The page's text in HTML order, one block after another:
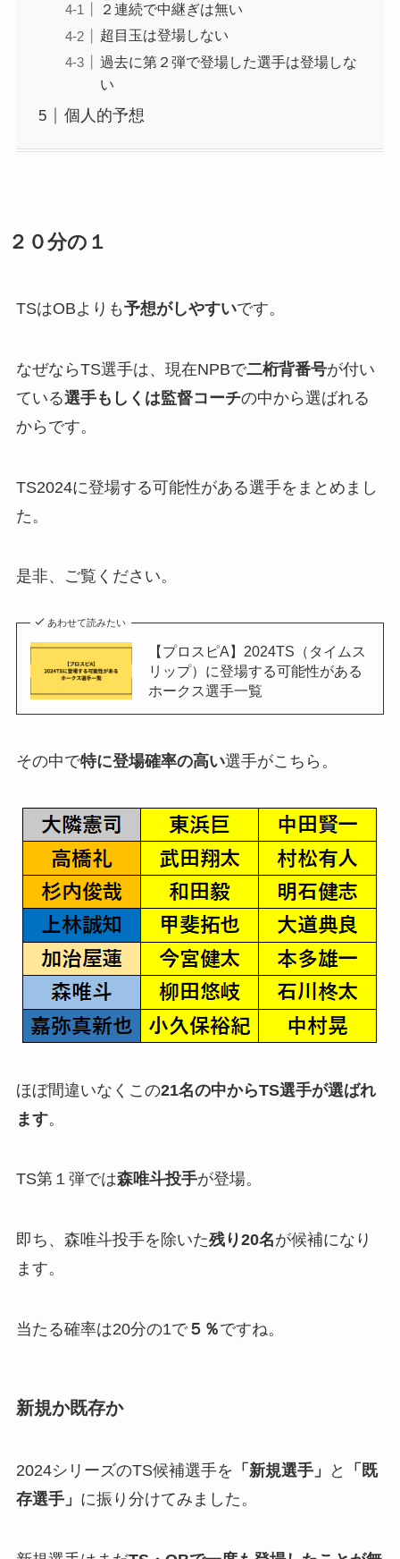
２連続で中継ぎは無い
超目玉は登場しない
過去に第２弾で登場した選手は登場しな
い
個人的予想
２０分の１
TSはOBよりも予想がしやすいです。
なぜならTS選手は、現在NPBで二桁背番号が付い
ている選手もしくは監督コーチの中から選ばれる
からです。
TS2024に登場する可能性がある選手をまとめまし
た。
是非、ご覧ください。
あわせて読みたい
【プロスピA】2024TS（タイムス
リップ）に登場する可能性がある
ホークス選手一覧
その中で特に登場確率の高い選手がこちら。
ほぼ間違いなくこの21名の中からTS選手が選ばれ
ます。
TS第１弾では森唯斗投手が登場。
即ち、森唯斗投手を除いた残り20名が候補になり
ます。
当たる確率は20分の1で５％ですね。
新規か既存か
2024シリーズのTS候補選手を 「新規選手」 と
「既
存選手」 に振り分けてみました。